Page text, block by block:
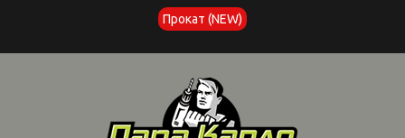
Прокат (NEW)